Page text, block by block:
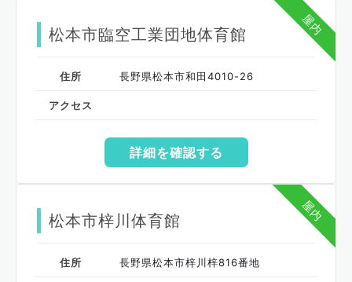
屋内
松本市臨空工業団地体育館
住所 長野県松本市和田4010-26
アクセス
詳細を確認する
屋内
松本市梓川体育館
住所 長野県松本市梓川梓816番地